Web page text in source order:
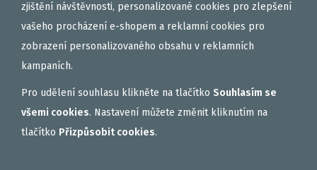
BIŽUTERIE NA MONTÁŽE
DÁRKOVÝ POUKAZ, DÁRKOVÁ KAZETA
AKČNÍ SETY
VNADÍCÍ, KRMÍTKOVÉ SMĚSI
zjištění návštěvnosti, personalizované cookies pro zlepšení
vašeho procházení e-shopem a reklamní cookies pro
zobrazení personalizovaného obsahu v reklamních
kampaních.
Pro udělení souhlasu klikněte na tlačítko Souhlasím se
všemi cookies. Nastavení můžete změnit kliknutím na
tlačítko Přizpůsobit cookies.